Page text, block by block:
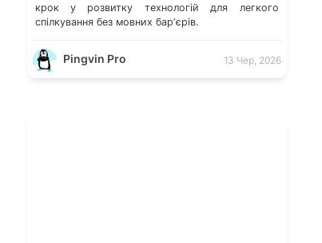
крок у розвитку технологій для легкого
спілкування без мовних барʼєрів.
Pingvin Pro 13 Чер, 2026